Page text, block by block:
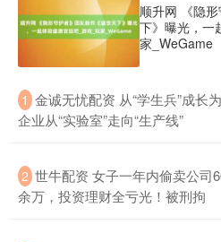
顺升网 《隐
下》曝光，一
家_WeGame
1 金诚无忧配资 从“学生兵”成长
企业从“实验室”走向“生产线”
2 世牛配资 女子一年内偷卖公司
余万，投资理财全亏光！被刑拘